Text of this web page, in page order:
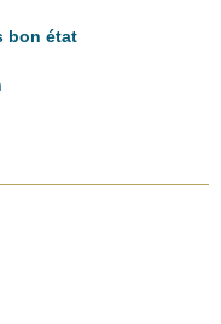
bon état